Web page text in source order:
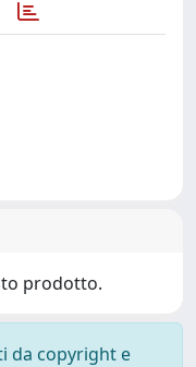
prodotto.
da copyright e